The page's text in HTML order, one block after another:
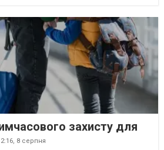
захисту для
8 серпня